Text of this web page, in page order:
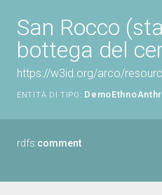
San Rocco
bottega del
https://w3id.org/arco/
ENTITÀ DI TIPO:
rdfs:comment